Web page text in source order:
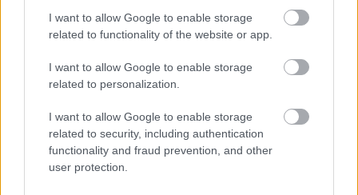
I want to allow Google to enable storage
related to functionality of the website or app.
I want to allow Google to enable storage
related to personalization.
I want to allow Google to enable storage
related to security, including authentication
functionality and fraud prevention, and other
user protection.
Όλοι εμείς που σας είδαμε να μεγαλώνετε και
μεγαλώσαμε μαζί σας, σας ευχόμαστε μέσα από
όνειρά σας, εμπιστευτείτε τις δυνάμεις σας και
κρατήστε για πάντα ζωντανό το χαμόγελο, την
ελπίδα και την αισιοδοξία για τη ζωή που
ανοίγεται μπροστά σας.
Το παιχνίδι της ζωής δεν σταματά εδώ.